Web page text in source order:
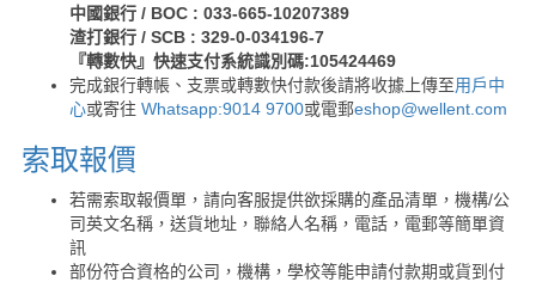
中國銀行 / BOC : 033-665-10207389
渣打銀行 / SCB : 329-0-034196-7
『轉數快』快速支付系統識別碼:105424469
完成銀行轉帳、支票或轉數快付款後請將收據上傳至用戶中
心或寄往 Whatsapp:9014 9700或電郵eshop@wellent.com
索取報價
若需索取報價單，請向客服提供欲採購的產品清單，機構/公
司英文名稱，送貨地址，聯絡人名稱，電話，電郵等簡單資
訊
部份符合資格的公司，機構，學校等能申請付款期或貨到付